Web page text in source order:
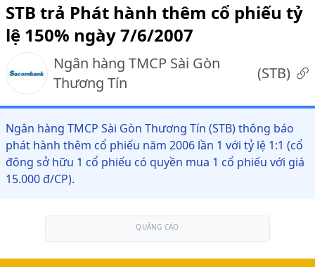
STB trả Phát hành thêm cổ phiếu tỷ
lệ 150% ngày 7/6/2007
Ngân hàng TMCP Sài Gòn
Thương Tín
(STB)
Ngân hàng TMCP Sài Gòn Thương Tín (STB) thông báo
phát hành thêm cổ phiếu năm 2006 lần 1 với tỷ lệ 1:1 (cổ
đông sở hữu 1 cổ phiếu có quyền mua 1 cổ phiếu với giá
15.000 đ/CP).
QUẢNG CÁO